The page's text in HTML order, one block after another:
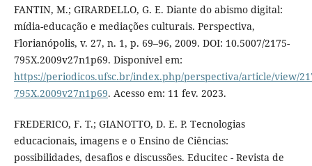
FANTIN, M.; GIRARDELLO, G. E. Diante do abismo digital:
mídia-educação e mediações culturais. Perspectiva,
Florianópolis, v. 27, n. 1, p. 69–96, 2009. DOI: 10.5007/2175-
795X.2009v27n1p69. Disponível em:
https://periodicos.ufsc.br/index.php/perspectiva/article/view/
795X.2009v27n1p69. Acesso em: 11 fev. 2023.
FREDERICO, F. T.; GIANOTTO, D. E. P. Tecnologias
educacionais, imagens e o Ensino de Ciências:
possibilidades, desafios e discussões. Educitec - Revista de